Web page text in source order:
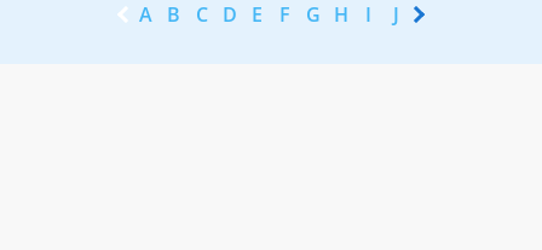
A B C D E F G H I J K